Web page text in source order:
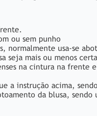
ou sem punho
normalmente usa-se
seja mais ou menos
na cintura na frente e
a instrução acima,
da blusa,